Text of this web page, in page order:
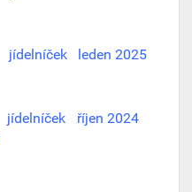
jídelníček leden 2025
jídelníček říjen 2024